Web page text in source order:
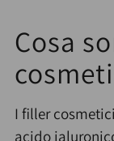
Cosa
I filler
acido